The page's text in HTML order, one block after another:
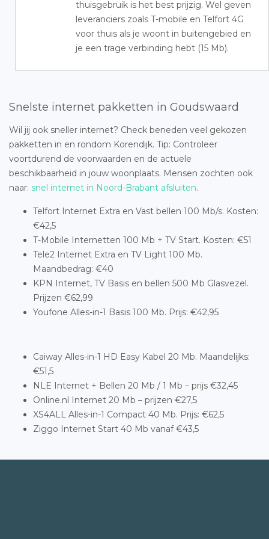
thuisgebruik is het best prijzig. Wel geven
leveranciers zoals T-mobile en Telfort 4G
voor thuis als je woont in buitengebied en
je een trage verbinding hebt (15 Mb).
Snelste internet pakketten in Goudswaard
Wil jij ook sneller internet? Check beneden veel gekozen
pakketten in en rondom Korendijk. Tip: Controleer
voortdurend de voorwaarden en de actuele
beschikbaarheid in jouw woonplaats. Mensen zochten ook
naar: snel internet in Noord-Brabant afsluiten.
Telfort Internet Extra en Vast bellen 100 Mb/s. Kosten:
€42,5
T-Mobile Internetten 100 Mb + TV Start. Kosten: €51
Tele2 Internet Extra en TV Light 100 Mb.
Maandbedrag: €40
KPN Internet, TV Basis en bellen 500 Mb Glasvezel.
Prijzen €62,99
Youfone Alles-in-1 Basis 100 Mb. Prijs: €42,95
Caiway Alles-in-1 HD Easy Kabel 20 Mb. Maandelijks:
€51,5
NLE Internet + Bellen 20 Mb / 1 Mb – prijs €32,45
Online.nl Internet 20 Mb – prijzen €27,5
XS4ALL Alles-in-1 Compact 40 Mb. Prijs: €62,5
Ziggo Internet Start 40 Mb vanaf €43,5